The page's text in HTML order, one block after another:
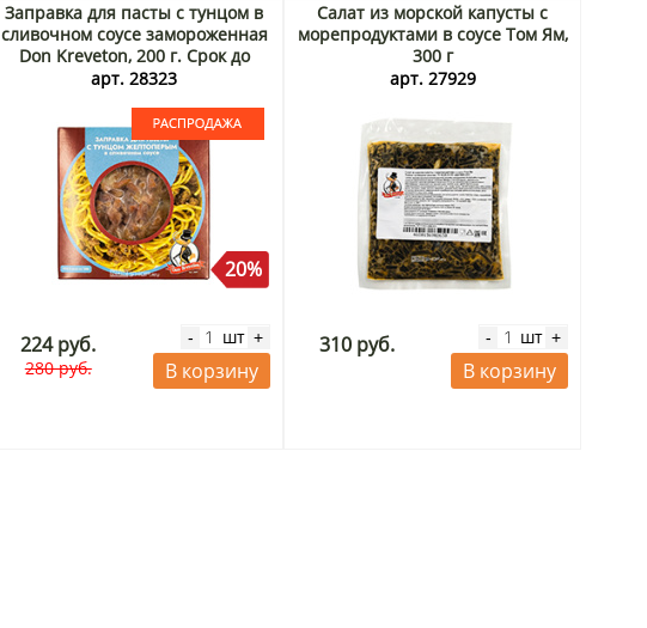
Заправка для пасты с тунцом в
сливочном соусе замороженная
Don Kreveton, 200 г. Срок до
19.09.2026. Распродажа
арт. 28323
20%
224 руб.
280 руб.
- шт +
В корзину
Салат из морской капусты с
морепродуктами в соусе Том Ям,
300 г
арт. 27929
310 руб. - шт +
В корзину